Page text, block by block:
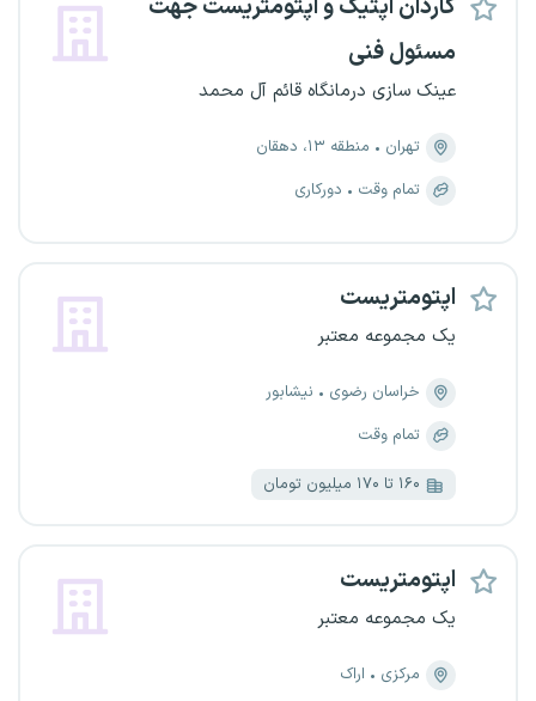
کاردان اپتیک و اپتومتریست جهت
مسئول فنی
عینک سازی درمانگاه قائم آل محمد
تهران
منطقه ۱۳، دهقان
تمام وقت
دورکاری
اپتومتریست
یک مجموعه معتبر
خراسان رضوی
نیشابور
تمام وقت
۱۶۰ تا ۱۷۰ میلیون تومان
اپتومتریست
یک مجموعه معتبر
مرکزی
اراک